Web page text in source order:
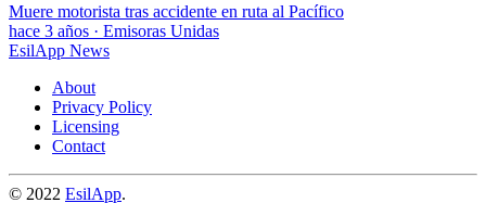
Muere motorista tras accidente en ruta al Pacífico
hace 3 años · Emisoras Unidas
EsilApp News
About
Privacy Policy
Licensing
Contact
© 2022 EsilApp.